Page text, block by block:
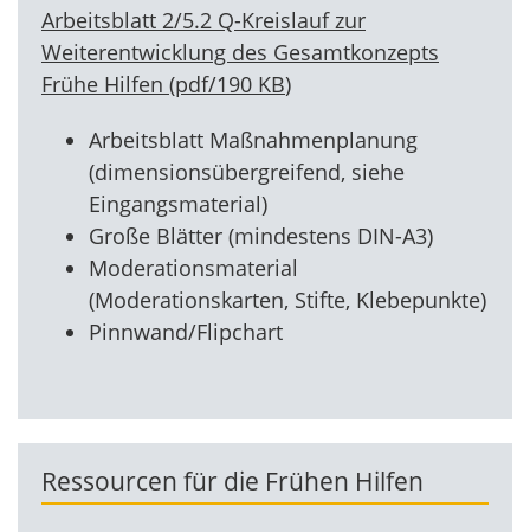
Arbeitsblatt 2/5.2 Q-Kreislauf zur
Weiterentwicklung des Gesamtkonzepts
Frühe Hilfen (pdf/190 KB)
Arbeitsblatt Maßnahmenplanung
(dimensionsübergreifend, siehe
Eingangsmaterial)
Große Blätter (mindestens DIN-A3)
Moderationsmaterial
(Moderationskarten, Stifte, Klebepunkte)
Pinnwand/Flipchart
Ressourcen für die Frühen Hilfen